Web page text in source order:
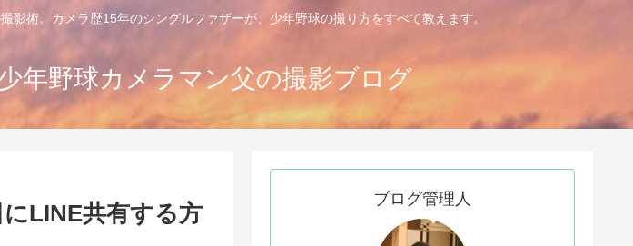
術。カメラ歴15年のシングルファザーが、少年野球の撮り方をすべて教えます。
年野球カメラマン父の撮影ブログ
LINE共有する方
ブログ管理人